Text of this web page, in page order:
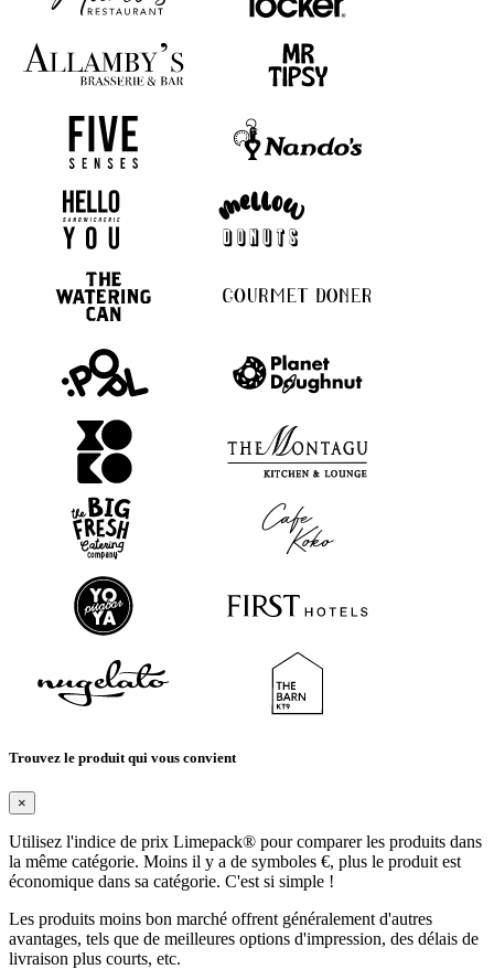
Trouvez le produit qui vous convient
×
Utilisez l'indice de prix Limepack® pour comparer les produits dans
la même catégorie. Moins il y a de symboles €, plus le produit est
économique dans sa catégorie. C'est si simple !
Les produits moins bon marché offrent généralement d'autres
avantages, tels que de meilleures options d'impression, des délais de
livraison plus courts, etc.